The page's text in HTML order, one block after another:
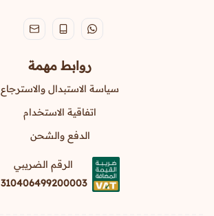
روابط مهمة
سياسة الاستبدال والاسترجاع
اتفاقية الاستخدام
الدفع والشحن
الرقم الضريبي
310406499200003